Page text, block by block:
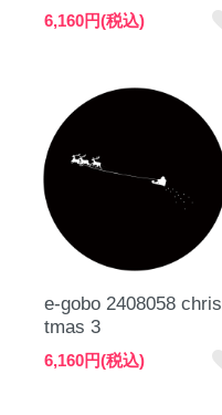
6,160円(税込)
e-gobo 2408058 chris
tmas 3
6,160円(税込)